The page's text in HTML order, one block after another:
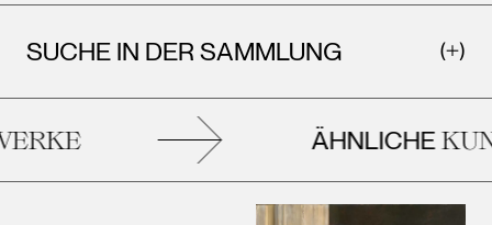
SUCHE IN DER SAMMLUNG
ÄHNLICHE